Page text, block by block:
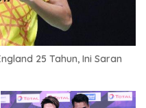
25 Tahun, Ini Saran